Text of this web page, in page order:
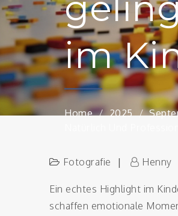
im
Home 2025
Fotografie Henny
Ein echtes Highlight im
schaffen emotionale